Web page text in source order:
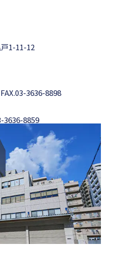
1-11-12
FAX.03-3636-8898
3636-8859